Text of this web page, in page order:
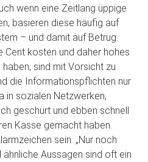
wenn eine Zeitlang üppige
basieren diese häufig auf
– und damit auf Betrug.
Cent kosten und daher hohes
sind mit Vorsicht zu
die Informationspflichten nur
in sozialen Netzwerken,
geschürt und ebben schnell
Kasse gemacht haben.
sein. „Nur noch
ähnliche Aussagen sind oft ein